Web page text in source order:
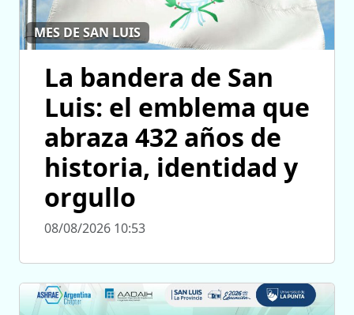
MES DE SAN LUIS
La bandera de San
Luis: el emblema que
abraza 432 años de
historia, identidad y
orgullo
08/08/2026 10:53